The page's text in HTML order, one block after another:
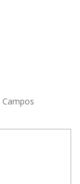
Campos